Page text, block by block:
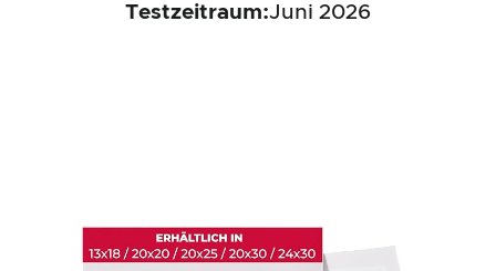
Testzeitraum:Juni 2026